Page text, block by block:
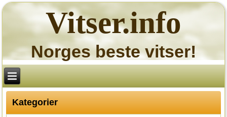
Vitser.info
Norges beste vitser!
Kategorier